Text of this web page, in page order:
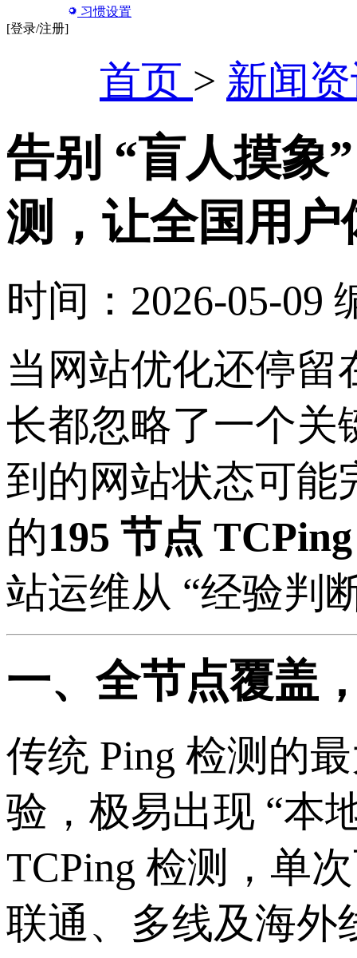
习惯设置
[登录/注册]
首页 > 新闻
告别 “盲人摸象
测，让全国用户
时间：2026-05-09
当网站优化还停留
长都忽略了一个关
到的网站状态可能
的195 节点
站运维从 “经验判
一、全节点覆盖
传统 Ping 检测的
验，极易出现 “本
TCPing 检测，单
联通、多线及海外